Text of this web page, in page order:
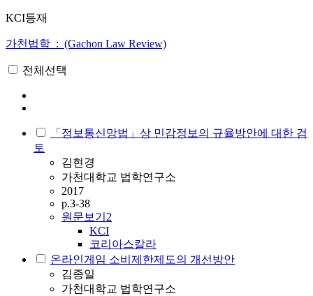
KCI등재
가천법학 : (Gachon Law Review)
전체선택
「정보통신망법」상 민감정보의 규율방안에 대한 검
토
김현경
가천대학교 법학연구소
2017
p.3-38
원문보기 2
KCI
코리아스칼라
온라인게임 소비제한제도의 개선방안
김종일
가천대학교 법학연구소